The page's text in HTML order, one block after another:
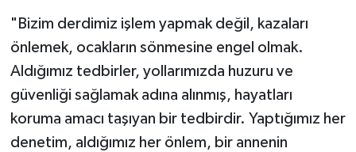
"Bizim derdimiz işlem yapmak değil, kazaları
önlemek, ocakların sönmesine engel olmak.
Aldığımız tedbirler, yollarımızda huzuru ve
güvenliği sağlamak adına alınmış, hayatları
koruma amacı taşıyan bir tedbirdir. Yaptığımız her
denetim, aldığımız her önlem, bir annenin